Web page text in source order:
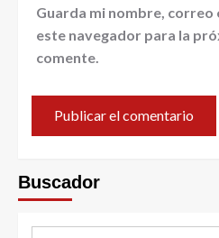
Guarda mi nombre, correo
este navegador para la
comente.
Buscador